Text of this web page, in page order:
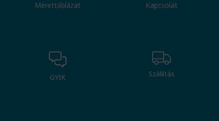
Mérettáblázat Kapcsolat
GYIK Szállítás